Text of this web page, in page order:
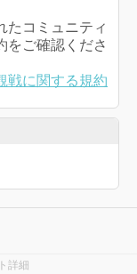
たコミュニティ
をご確認くださ
戦に関する規約
詳細